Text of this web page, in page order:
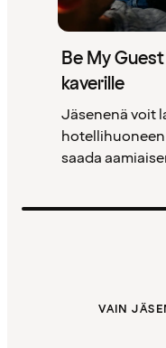
Be My
kaverille
Jäsenenä voit
hotellihuoneen
saada
VAIN